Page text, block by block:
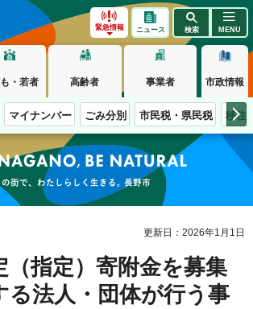
緊急情報 ニュース 検索 MENU
・若者 高齢者 事業者 市政情報
マイナンバー ごみ分別 市民税・県民税 移住
で、わたしらしく生きる。長野市
更新日：2026年1月1日
（指定）寄附金を募集
る法人・団体が行う事